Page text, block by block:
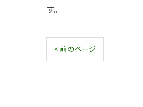
す。
< 前のページ